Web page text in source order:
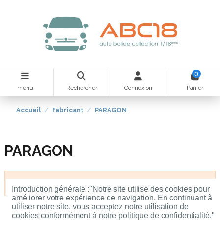
menu Rechercher Connexion
0
Panier
Accueil Fabricant PARAGON
PARAGON
Introduction générale :"Notre site utilise des cookies pour
améliorer votre expérience de navigation. En continuant à
utiliser notre site, vous acceptez notre utilisation de
cookies conformément à notre politique de confidentialité."